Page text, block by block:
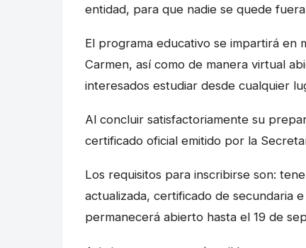
entidad, para que nadie se quede
El programa educativo se impartirá en
Carmen, así como de manera virtual
interesados estudiar desde cualquier
Al concluir satisfactoriamente su
certificado oficial emitido por la
Los requisitos para inscribirse son:
actualizada, certificado de secundaria
permanecerá abierto hasta el 19 de